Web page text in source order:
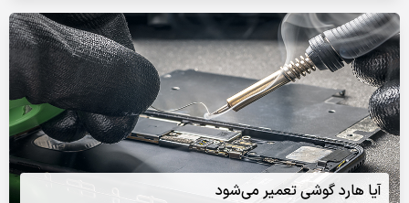
آیا هارد گوشی تعمیر می‌شود